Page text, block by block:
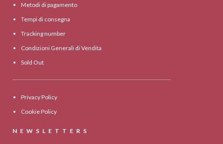
Metodi di pagamento
Tempi di consegna
Tracking number
Condizioni Generali di Vendita
Sold Out
Privacy Policy
Cookie Policy
NEWSLETTERS